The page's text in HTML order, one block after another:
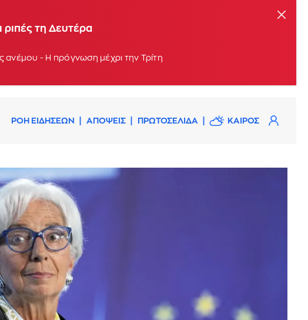
τη Δευτέρα
ανέμου - Η πρόγνωση μέχρι την Τρίτη
ΡΟΗ ΕΙΔΗΣΕΩΝ ΑΠΟΨΕΙΣ ΠΡΩΤΟΣΕΛΙΔΑ ΚΑΙΡΟΣ